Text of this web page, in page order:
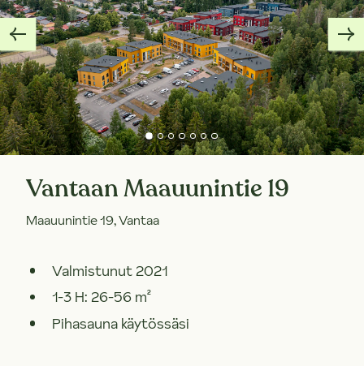
Vantaan Maauunintie 19
Maauunintie 19, Vantaa
Valmistunut 2021
1-3 H: 26-56 m²
Pihasauna käytössäsi